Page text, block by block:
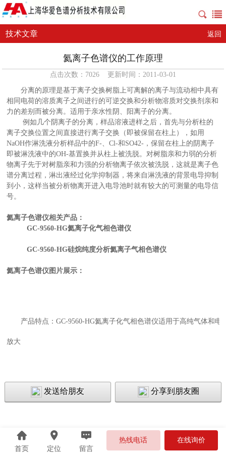
技术文章 返回
氦离子色谱仪的工作原理
点击次数：7026 更新时间：2011-03-01
分离的原理是基于离子交换树脂上可离解的离子与流动相中具有
相同电荷的溶质离子之间进行的可逆交换和分析物溶质对交换剂亲和
力的差别而被分离。适用于亲水性阴、阳离子的分离。
例如几个阴离子的分离，样品溶液进样之后，首先与分析柱的
离子交换位置之间直接进行离子交换（即被保留在柱上），如用
NaOH作淋洗液分析样品中的F-、Cl-和SO42-，保留在柱上的阴离子
即被淋洗液中的OH-基置换并从柱上被洗脱。对树脂亲和力弱的分析
物离子先于对树脂亲和力强的分析物离子依次被洗脱，这就是离子色
谱分离过程，淋出液经过化学抑制器，将来自淋洗液的背景电导抑制
到小，这样当被分析物离开进入电导池时就有较大的可测量的电导信
号。
氦离子色谱仪相关产品：
GC-9560-HG氦离子化气相色谱仪
GC-9560-HG硅烷纯度分析氦离子气相色谱仪
氦离子色谱仪图片展示：
放大
产品特点：GC-9560-HG氦离子化气相色谱仪适用于高纯气体和
发送给朋友 分享到朋友圈
首页 定位 留言
热线电话 在线询价